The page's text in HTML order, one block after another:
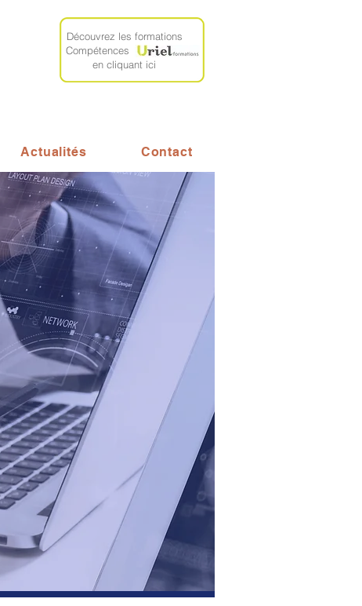
Découvrez les formations
Compétences
en cliquant ici
Actualités Contact